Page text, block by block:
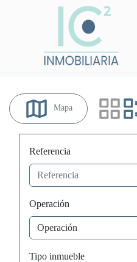
Mapa
Referencia
Operación
Operación
Tipo inmueble